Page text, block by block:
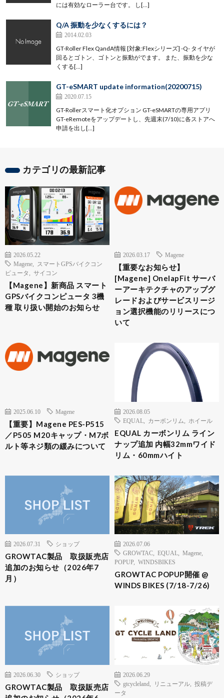
には有効なローラー台です。 し[…]
Q/A 振動を少なくするには？
2014.02.03
GT-Roller Flex QandA情報 [対象:Flexシリーズ] -Q- タイヤが
回るとゴトン、ゴトンと振動がでます。 また、振動を少な
くする[…]
GT-eSMART update information(20200715)
2020.07.15
GT-Rollerスマート化オプション GT-eSMARTの専用アプリ
GT-eRemoteをアップデートし、先週末(7/10)に各ストアへ
申請を出し[…]
カテゴリの最新記事
2026.05.22
Magene
スマートGPSバイクコン
ピュータ
サイコン
【Magene】新商品 スマート
GPSバイクコンピュータ 3機
種 取り扱い開始のお知らせ
2026.03.17 Magene
【重要なお知らせ】
[Magene] OnelapFit サーバ
ーアーキテクチャのアップグ
レードおよびサービスリージ
ョン選択機能のリリースにつ
いて
2025.06.10 Magene
【重要】Magene PES-P515
／P505 M20キャップ・M7ボ
ルト等ネジ類の緩みについて
2026.08.05
EQUAL
カーボンリム ホイール
EQUAL カーボンリム ライン
ナップ追加 内幅32mmワイド
リム・60mmハイト
2026.07.31 ショップ
GROWTAC製品 取扱販売店
追加のお知らせ（2026年7
月）
2026.07.06
GROWTAC
EQUAL Magene
POPUP
WINDSBIKES
GROWTAC POPUP開催 @
WINDS BIKES (7/18-7/26)
2026.06.30 ショップ
GROWTAC製品 取扱販売店
2026.06.29
gtcycleland
リニューアル
投稿デ
ータ